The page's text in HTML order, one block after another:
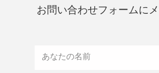
お問い合わせフォームに
あなたの名前